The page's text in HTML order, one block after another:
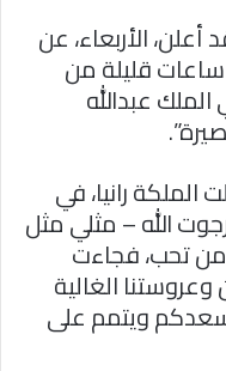
الأربعاء، عن
ساعات قليلة من
عبدالله
رانيا، في
الله – مثلي مثل
من تحب، فجاءت
الغالية
ويتمم على